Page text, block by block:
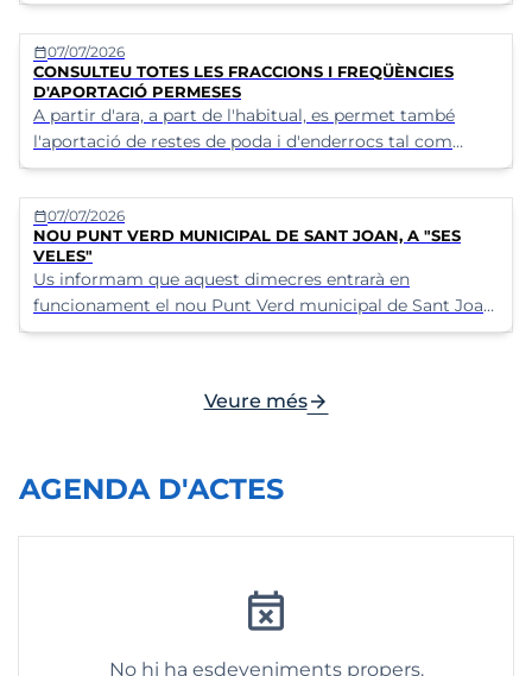
calendar_today07/07/2026
CONSULTEU TOTES LES FRACCIONS I FREQÜÈNCIES
D'APORTACIÓ PERMESES
A partir d'ara, a part de l'habitual, es permet també
l'aportació de restes de poda i d'enderrocs tal com
s'indica a la infografia
calendar_today07/07/2026
NOU PUNT VERD MUNICIPAL DE SANT JOAN, A "SES
VELES"
Us informam que aquest dimecres entrarà en
funcionament el nou Punt Verd municipal de Sant Joan,
a "Ses Veles".
Veure mésarrow_forward
AGENDA D'ACTES
event_busy
No hi ha esdeveniments propers.